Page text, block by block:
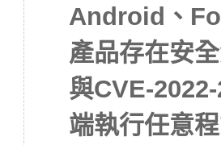
Android、
產品存在安
與CVE-
端執行任意